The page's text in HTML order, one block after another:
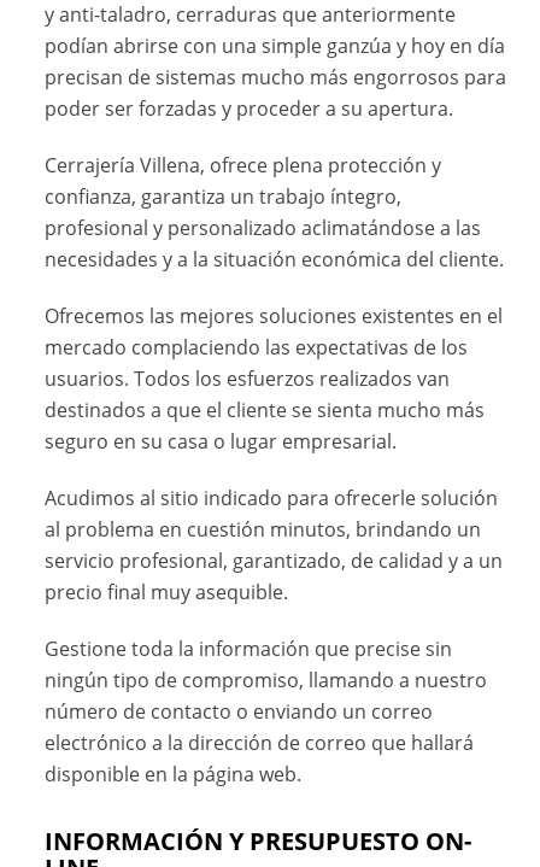
y anti-taladro, cerraduras que anteriormente
podían abrirse con una simple ganzúa y hoy en día
precisan de sistemas mucho más engorrosos para
poder ser forzadas y proceder a su apertura.
Cerrajería Villena, ofrece plena protección y
confianza, garantiza un trabajo íntegro,
profesional y personalizado aclimatándose a las
necesidades y a la situación económica del cliente.
Ofrecemos las mejores soluciones existentes en el
mercado complaciendo las expectativas de los
usuarios. Todos los esfuerzos realizados van
destinados a que el cliente se sienta mucho más
seguro en su casa o lugar empresarial.
Acudimos al sitio indicado para ofrecerle solución
al problema en cuestión minutos, brindando un
servicio profesional, garantizado, de calidad y a un
precio final muy asequible.
Gestione toda la información que precise sin
ningún tipo de compromiso, llamando a nuestro
número de contacto o enviando un correo
electrónico a la dirección de correo que hallará
disponible en la página web.
INFORMACIÓN Y PRESUPUESTO ON-